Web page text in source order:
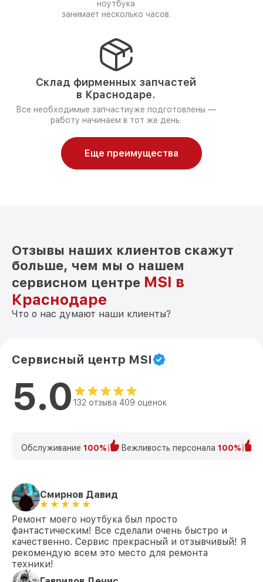
ноутбука
занимает несколько часов.
Склад фирменных запчастей
в Краснодаре.
Все необходимые запчастиуже подготовлены —
работу начинаем в тот же день.
Еще преимущества
Отзывы наших клиентов скажут
больше, чем мы о нашем
сервисном центре MSI в
Краснодаре
Что о нас думают наши клиенты?
Сервисный центр MSI
5.0 132 отзыва 409 оценок
Обслуживание 100% Вежливость персонала 100%
Смирнов Давид
Ремонт моего ноутбука был просто
фантастическим! Все сделали очень быстро и
качественно. Сервис прекрасный и отзывчивый! Я
рекомендую всем это место для ремонта
техники!